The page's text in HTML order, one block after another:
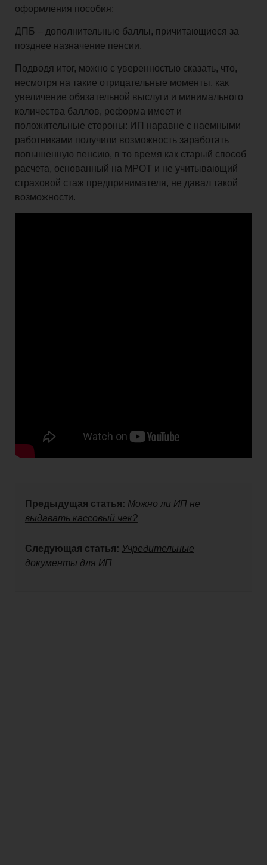
оформления пособия;
ДПБ – дополнительные баллы, причитающиеся за
позднее назначение пенсии.
Подводя итог, можно с уверенностью сказать, что,
несмотря на такие отрицательные моменты, как
увеличение обязательной выслуги и минимального
количества баллов, реформа имеет и
положительные стороны: ИП наравне с наемными
работниками получили возможность заработать
повышенную пенсию, в то время как старый способ
расчета, основанный на МРОТ и не учитывающий
страховой стаж предпринимателя, не давал такой
возможности.
Предыдущая статья: Можно ли ИП не
выдавать кассовый чек?
Следующая статья: Учредительные
документы для ИП